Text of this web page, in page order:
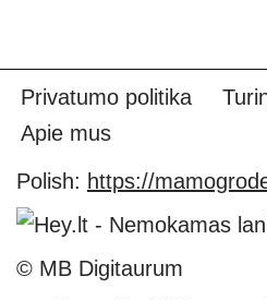
Privatumo politika
Apie mus
Polish: https://
© MB Digitaurum